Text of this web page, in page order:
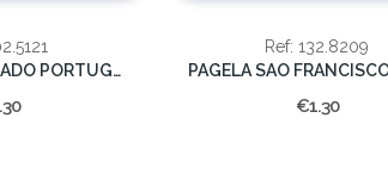
EMBLEMA BORDADO PORTUGAL
Ref: 132.8209
€1.30